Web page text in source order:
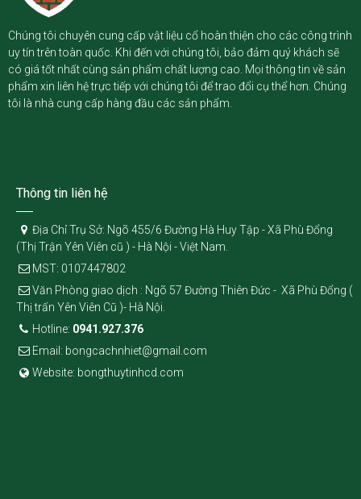
Chúng tôi chuyên cung cấp vật liệu cổ hoàn thiện cho các công trình
uy tín trên toàn quốc. Khi đến với chúng tôi, bảo đảm quý khách sẽ
có giá tốt nhất cùng sản phẩm chất lượng cao. Mọi thông tin về sản
phẩm xin liên hệ trực tiếp với chúng tôi để trao đổi cụ thể hơn. Chúng
tôi là nhà cung cấp hàng đầu các sản phẩm.
Thông tin liên hệ
Địa Chỉ Trụ Sở: Ngõ 455/6 Đường Hà Huy Tập - Xã Phù Đổng
(Thị Trận Yên Viên cũ ) - Hà Nội - Việt Nam.
MST: 0107447802
Văn Phòng giao dịch : Ngõ 57 Đường Thiên Đức - Xã Phù Đổng (
Thị trấn Yên Viên Cũ )- Hà Nội.
Hotline: 0941.927.376
Email: bongcachnhiet@gmail.com
Website: bongthuytinhcd.com